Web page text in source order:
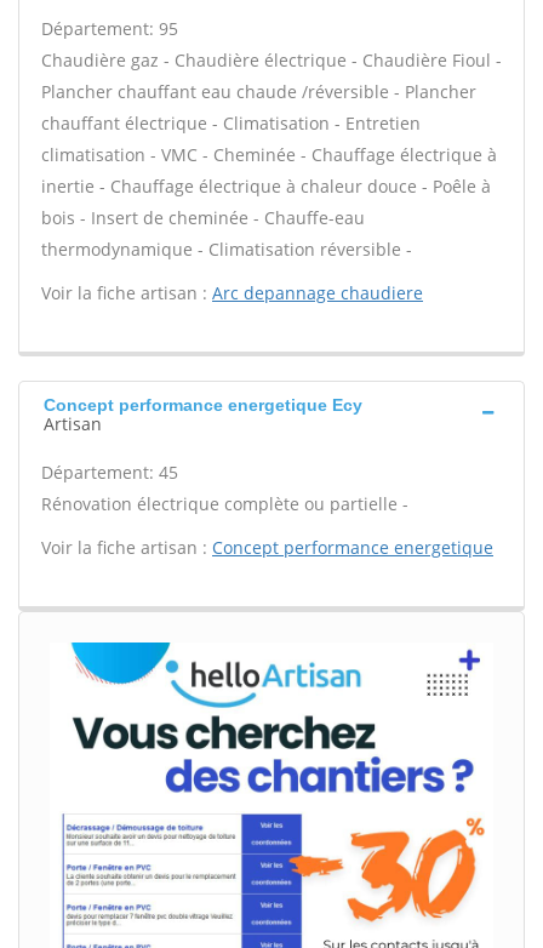
Département: 95
Chaudière gaz - Chaudière électrique - Chaudière Fioul -
Plancher chauffant eau chaude /réversible - Plancher
chauffant électrique - Climatisation - Entretien
climatisation - VMC - Cheminée - Chauffage électrique à
inertie - Chauffage électrique à chaleur douce - Poêle à
bois - Insert de cheminée - Chauffe-eau
thermodynamique - Climatisation réversible -
Voir la fiche artisan : Arc depannage chaudiere
Concept performance energetique Ecy
Artisan
Département: 45
Rénovation électrique complète ou partielle -
Voir la fiche artisan : Concept performance energetique